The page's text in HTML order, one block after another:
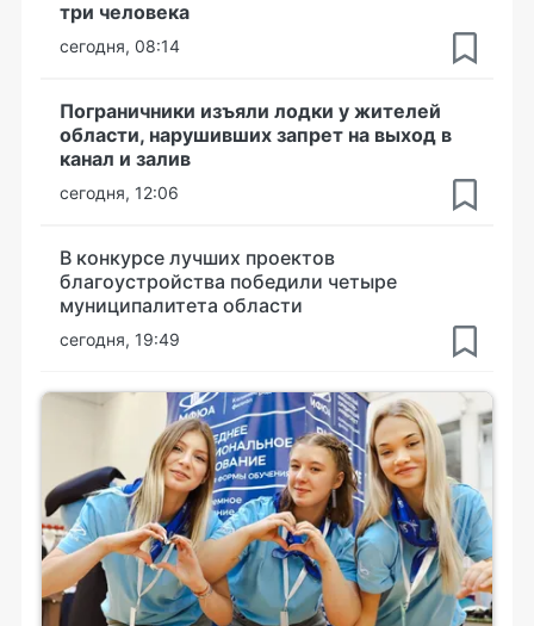
три человека
сегодня, 08:14
Пограничники изъяли лодки у жителей
области, нарушивших запрет на выход в
канал и залив
сегодня, 12:06
В конкурсе лучших проектов
благоустройства победили четыре
муниципалитета области
сегодня, 19:49